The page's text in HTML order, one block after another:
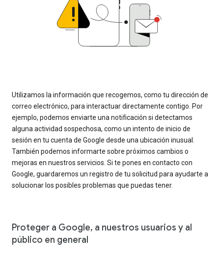
Utilizamos la información que recogemos, como tu dirección de
correo electrónico, para interactuar directamente contigo. Por
ejemplo, podemos enviarte una notificación si detectamos
alguna actividad sospechosa, como un intento de inicio de
sesión en tu cuenta de Google desde una ubicación inusual.
También podemos informarte sobre próximos cambios o
mejoras en nuestros servicios. Si te pones en contacto con
Google, guardaremos un registro de tu solicitud para ayudarte a
solucionar los posibles problemas que puedas tener.
Proteger a Google, a nuestros usuarios y al
público en general